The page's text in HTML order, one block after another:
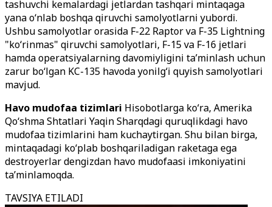
tashuvchi kemalardagi jetlardan tashqari mintaqaga
yana o‘nlab boshqa qiruvchi samolyotlarni yubordi.
Ushbu samolyotlar orasida F-22 Raptor va F-35 Lightning
"ko‘rinmas" qiruvchi samolyotlari, F-15 va F-16 jetlari
hamda operatsiyalarning davomiyligini ta’minlash uchun
zarur bo‘lgan KC-135 havoda yonilg‘i quyish samolyotlari
mavjud.
Havo mudofaa tizimlari Hisobotlarga ko‘ra, Amerika
Qo‘shma Shtatlari Yaqin Sharqdagi quruqlikdagi havo
mudofaa tizimlarini ham kuchaytirgan. Shu bilan birga,
mintaqadagi ko‘plab boshqariladigan raketaga ega
destroyerlar dengizdan havo mudofaasi imkoniyatini
ta’minlamoqda.
TAVSIYA ETILADI